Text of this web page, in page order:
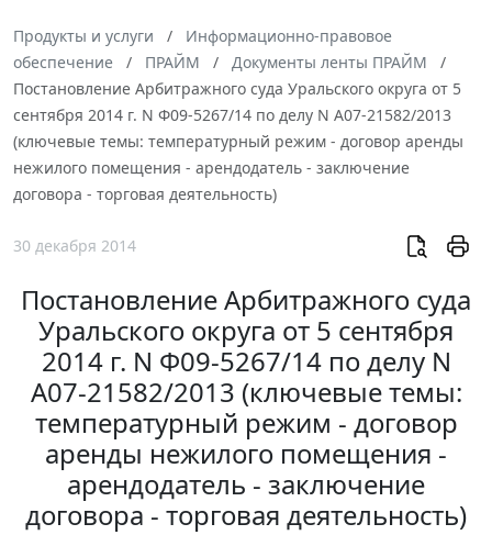
Продукты и услуги
Информационно-правовое
обеспечение
ПРАЙМ
Документы ленты ПРАЙМ
Постановление Арбитражного суда Уральского округа от 5
сентября 2014 г. N Ф09-5267/14 по делу N А07-21582/2013
(ключевые темы: температурный режим - договор аренды
нежилого помещения - арендодатель - заключение
договора - торговая деятельность)
30 декабря 2014
Постановление Арбитражного суда
Уральского округа от 5 сентября
2014 г. N Ф09-5267/14 по делу N
А07-21582/2013 (ключевые темы:
температурный режим - договор
аренды нежилого помещения -
арендодатель - заключение
договора - торговая деятельность)